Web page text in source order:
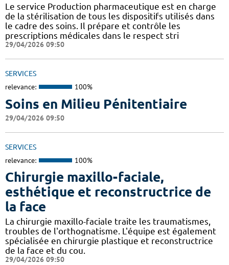
Le service Production pharmaceutique est en charge
de la stérilisation de tous les dispositifs utilisés dans
le cadre des soins. Il prépare et contrôle les
prescriptions médicales dans le respect stri
29/04/2026 09:50
SERVICES
relevance: 100%
Soins en Milieu Pénitentiaire
29/04/2026 09:50
SERVICES
relevance: 100%
Chirurgie maxillo-faciale,
esthétique et reconstructrice de
la face
La chirurgie maxillo-faciale traite les traumatismes,
troubles de l'orthognatisme. L'équipe est également
spécialisée en chirurgie plastique et reconstructrice
de la face et du cou.
29/04/2026 09:50